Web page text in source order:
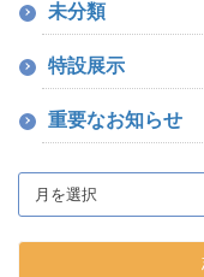
未分類
特設展示
重要なお知らせ